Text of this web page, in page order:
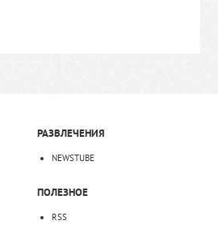
РАЗВЛЕЧЕНИЯ
NEWSTUBE
ПОЛЕЗНОЕ
RSS